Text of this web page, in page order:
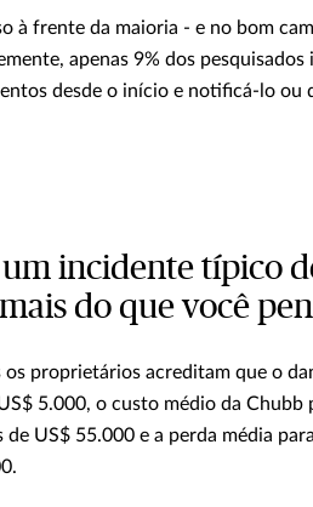
à frente da maioria - e no bom
apenas 9% dos
desde o início e notificá-lo ou
incidente típico
do que você
proprietários acreditam que o
5.000, o custo médio da
de US$ 55.000 e a perda média